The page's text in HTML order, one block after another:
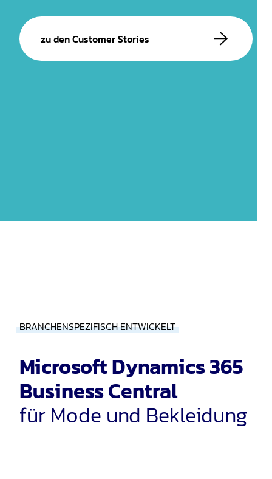
zu den Customer Stories
BRANCHENSPEZIFISCH ENTWICKELT
Microsoft Dynamics 365
Business Central
für Mode und Bekleidung